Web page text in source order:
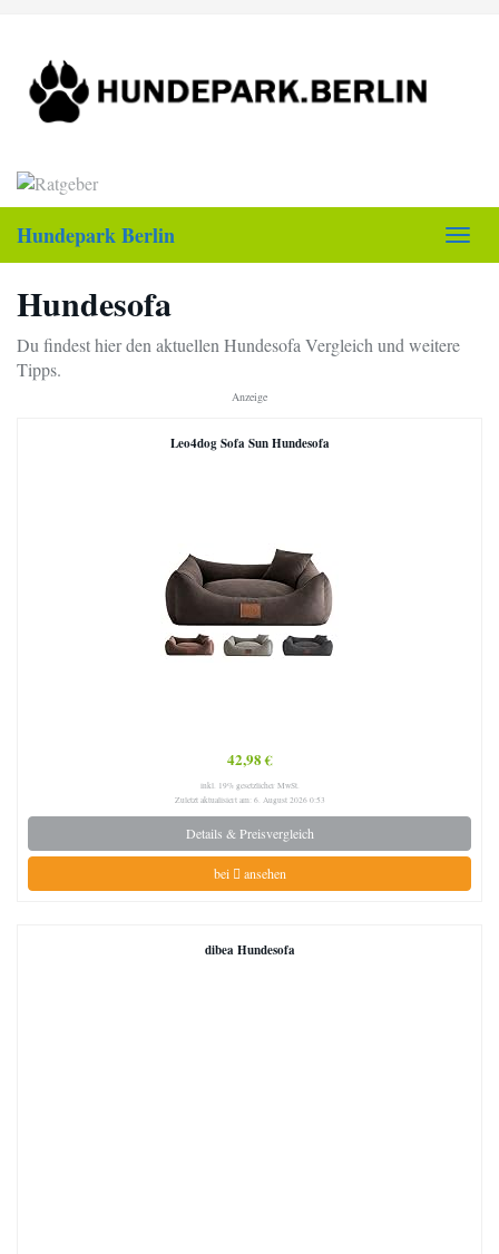
content
Hundepark Berlin
Hundesofa
Du findest hier den aktuellen Hundesofa Vergleich und weitere
Tipps.
Anzeige
Leo4dog Sofa Sun Hundesofa
42,98 €
inkl. 19% gesetzlicher MwSt.
Zuletzt aktualisiert am: 6. August 2026 0:53
Details & Preisvergleich
bei ansehen
dibea Hundesofa